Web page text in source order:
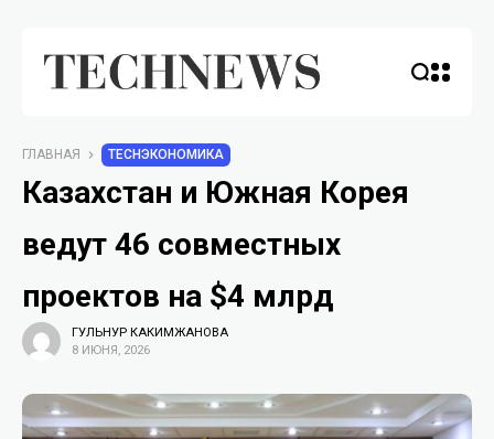
ГЛАВНАЯ TECHЭКОНОМИКА
Казахстан и Южная Корея
ведут 46 совместных
проектов на $4 млрд
ГУЛЬНУР КАКИМЖАНОВА
8 ИЮНЯ, 2026